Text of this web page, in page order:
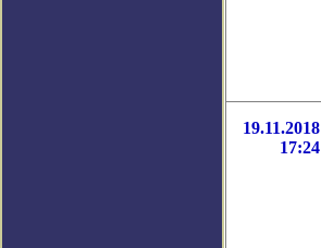
19.11.2018
17:24